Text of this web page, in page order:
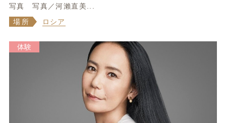
写真 写真／河瀨直美...
場所
ロシア
体験